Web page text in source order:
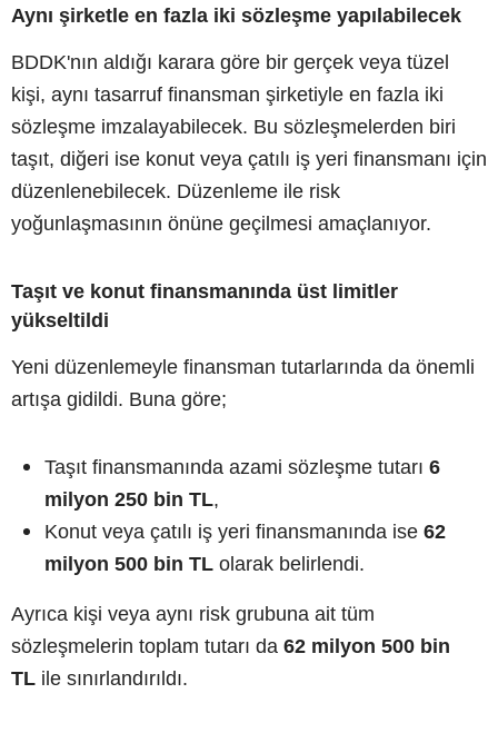
Aynı şirketle en fazla iki sözleşme yapılabilecek
BDDK'nın aldığı karara göre bir gerçek veya tüzel
kişi, aynı tasarruf finansman şirketiyle en fazla iki
sözleşme imzalayabilecek. Bu sözleşmelerden biri
taşıt, diğeri ise konut veya çatılı iş yeri finansmanı için
düzenlenebilecek. Düzenleme ile risk
yoğunlaşmasının önüne geçilmesi amaçlanıyor.
Taşıt ve konut finansmanında üst limitler
yükseltildi
Yeni düzenlemeyle finansman tutarlarında da önemli
artışa gidildi. Buna göre;
Taşıt finansmanında azami sözleşme tutarı 6
milyon 250 bin TL,
Konut veya çatılı iş yeri finansmanında ise 62
milyon 500 bin TL olarak belirlendi.
Ayrıca kişi veya aynı risk grubuna ait tüm
sözleşmelerin toplam tutarı da 62 milyon 500 bin
TL ile sınırlandırıldı.